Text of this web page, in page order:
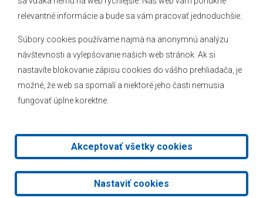
relevantné informácie a bude sa vám pracovať jednoduchšie.
Súbory cookies používame najmä na anonymnú analýzu
návštevnosti a vylepšovanie našich web stránok. Ak si
nastavíte blokovanie zápisu cookies do vášho prehliadača, je
možné, že web sa spomalí a niektoré jeho časti nemusia
fungovať úplne korektne.
Akceptovať všetky cookies
Nastaviť cookies
Hlásenia obecného rozhlasu
Kontakt
Mapa stránok
2026 © Obec Veľké Leváre|Tvorba web stránok
AlejTech, spol. s r.o.